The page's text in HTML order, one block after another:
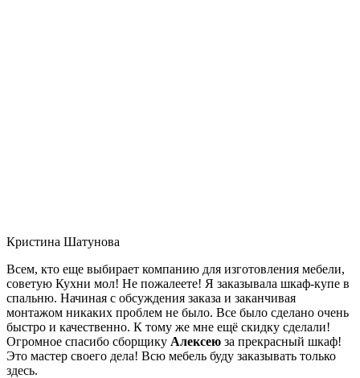
Кристина Шатунова
Всем, кто еще выбирает компанию для изготовления мебели,
советую Кухни мол! Не пожалеете! Я заказывала шкаф-купе в
спальню. Начиная с обсуждения заказа и заканчивая
монтажом никаких проблем не было. Все было сделано очень
быстро и качественно. К тому же мне ещё скидку сделали!
Огромное спасибо сборщику Алексею за прекрасный шкаф!
Это мастер своего дела! Всю мебель буду заказывать только
здесь.